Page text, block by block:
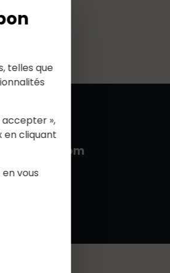
telles que
»,
en cliquant
vous